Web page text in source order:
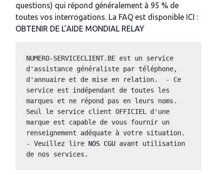
questions) qui répond généralement à 95 % de
toutes vos interrogations. La FAQ est disponible ICI :
OBTENIR DE L’AIDE MONDIAL RELAY
NUMERO-SERVICECLIENT.BE est un service
d'assistance généraliste par téléphone,
d'annuaire et de mise en relation.  - Ce
service est indépendant de toutes les
marques et ne répond pas en leurs noms.
Seul le service client OFFICIEL d'une
marque est capable de vous fournir un
renseignement adéquate à votre situation.
- Veuillez lire NOS CGU avant utilisation
de nos services.